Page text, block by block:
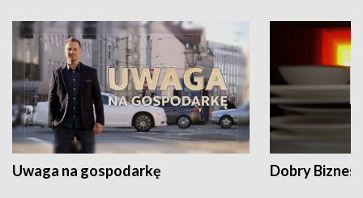
Uwaga na gospodarkę Dobry Biznes